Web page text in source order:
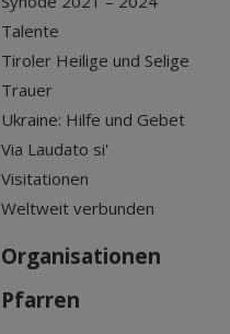
Talente
Tiroler Heilige und Selige
Trauer
Ukraine: Hilfe und Gebet
Via Laudato si'
Visitationen
Weltweit verbunden
Organisationen
Pfarren